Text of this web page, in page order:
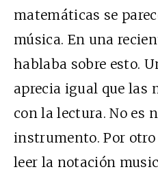
matemáticas se
música. En una
hablaba sobre esto.
aprecia igual que las
con la lectura. No es
instrumento. Por otro
leer la notación